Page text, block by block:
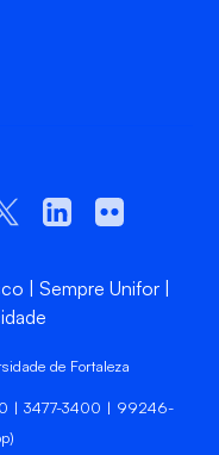
Sempre Unifor
de Fortaleza
| 3477-3400 | 99246-